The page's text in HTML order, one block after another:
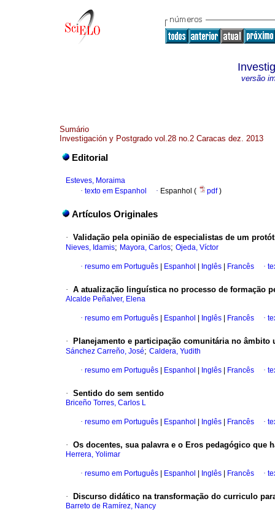
versão
Sumário
Investigación y Postgrado vol.28 no.2 Caracas dez. 2013
Editorial
Esteves, Moraima
· texto em Espanhol · Espanhol ( pdf)
Artículos Originales
· Validação pela opinião de especialistas de um
Nieves, Idamis; Mayora, Carlos; Ojeda, Víctor
· resumo em Português Espanhol Inglês Francês ·
· A atualização linguística no processo de formação
Alcalde Peñalver, Elena
· resumo em Português Espanhol Inglês Francês ·
· Planejamento e participação comunitária no âmbito
Sánchez Carreño, José; Caldera, Yudith
· resumo em Português Espanhol Inglês Francês ·
· Sentido do sem sentido
Briceño Torres, Carlos L
· resumo em Português Espanhol Inglês Francês ·
· Os docentes, sua palavra e o Eros pedagógico que
Herrera, Yolimar
· resumo em Português Espanhol Inglês Francês ·
· Discurso didático na transformação do curriculo
Barreto de Ramírez, Nancy